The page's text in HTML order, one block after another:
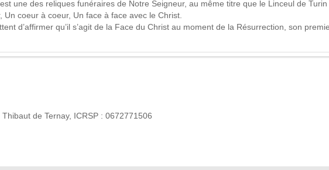
une des reliques funéraires de Notre Seigneur, au même titre que le Linceul de
Un coeur à coeur, Un face à face avec le Christ.
d’affirmer qu’il s’agit de la Face du Christ au moment de la Résurrection, son
de Ternay, ICRSP : 0672771506